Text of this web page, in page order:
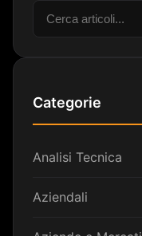
Cerca:
Categorie
Analisi Tecnica
Aziendali